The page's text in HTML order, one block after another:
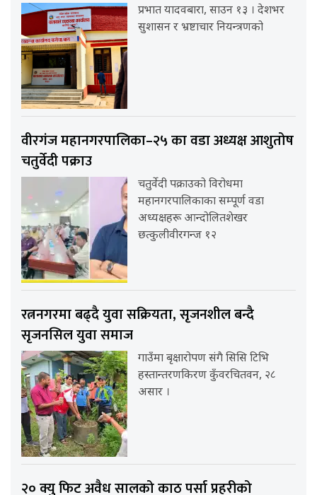
प्रभात यादवबारा, साउन १३ । देशभर
सुशासन र भ्रष्टाचार नियन्त्रणको
वीरगंज महानगरपालिका–२५ का वडा अध्यक्ष आशुतोष
चतुर्वेदी पक्राउ
चतुर्वेदी पक्राउको विरोधमा
महानगरपालिकाका सम्पूर्ण वडा
अध्यक्षहरू आन्दोलितशेखर
छत्कुलीवीरगन्ज १२
रत्ननगरमा बढ्दै युवा सक्रियता, सृजनशील बन्दै
सृजनसिल युवा समाज
गाउँमा बृक्षारोपण संगै सिसि टिभि
हस्तान्तरणकिरण कुँवरचितवन, २८
असार ।
२० क्यु फिट अवैध सालको काठ पर्सा प्रहरीको